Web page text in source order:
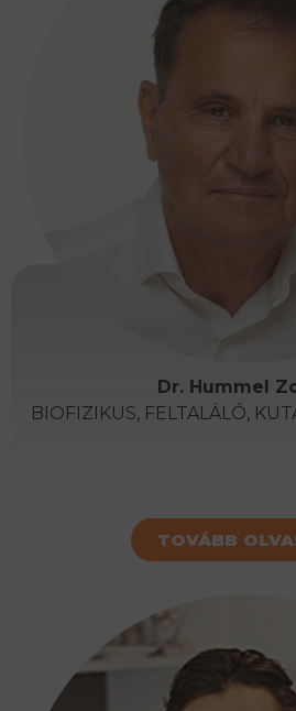
Dr. Hummel
BIOFIZIKUS, FELTALÁLÓ,
TOVÁBB